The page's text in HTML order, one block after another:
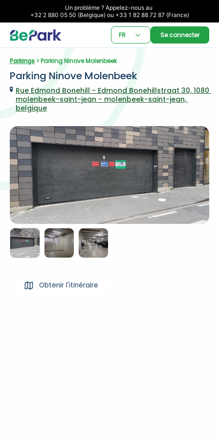
Un problème ? Appelez-nous au
+32 2 880 05 50 (Belgique) ou +33 1 82 88 72 87 (France)
FR Se connecter
Parkings > Parking Ninove Molenbeek
Parking Ninove Molenbeek
Rue Edmond Bonehill - Edmond Bonehillstraat 30, 1080
molenbeek-saint-jean - molenbeek-saint-jean,
belgique
Obtenir l'itinéraire